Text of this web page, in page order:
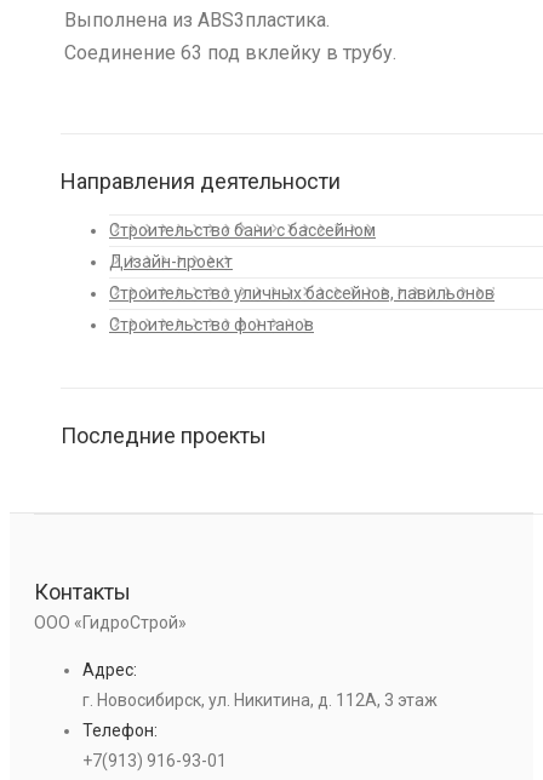
Выполнена из ABS3пластика.
Соединение 63 под вклейку в трубу.
Направления деятельности
Строительство бани с бассейном
Дизайн-проект
Строительство уличных бассейнов, павильонов
Строительство фонтанов
Последние проекты
Контакты
ООО «ГидроСтрой»
Адрес:
г. Новосибирск, ул. Никитина, д. 112А, 3 этаж
Телефон:
+7(913) 916-93-01